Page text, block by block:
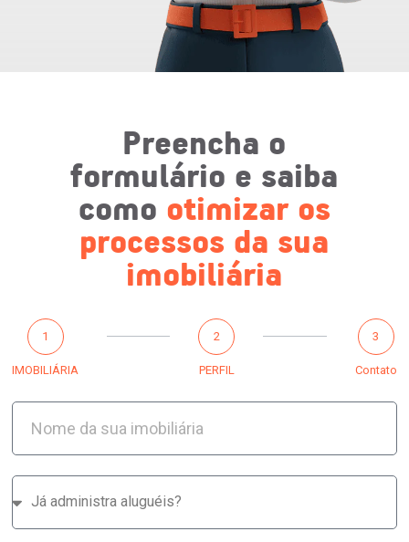
Preencha o
formulário e saiba
como otimizar os
processos da sua
imobiliária
1
IMOBILIÁRIA
2
PERFIL
3
Contato